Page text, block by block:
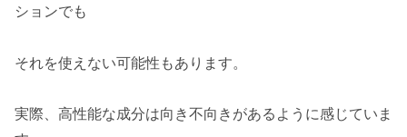
ションでも
それを使えない可能性もあります。
実際、高性能な成分は向き不向きがあるように感じていま